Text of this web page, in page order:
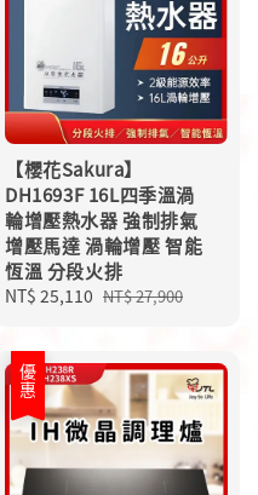
【櫻花Sakura】
DH1693F 16L四季溫渦
輪增壓熱水器 強制排氣
增壓馬達 渦輪增壓 智能
恆溫 分段火排
Sale
NT$ 25,110 Regular
NT$ 27,900
優惠